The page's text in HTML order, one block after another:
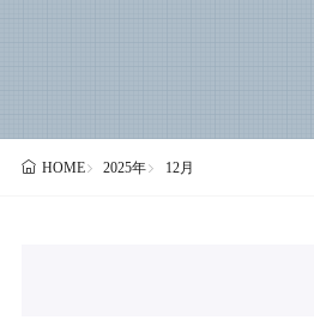
HOME 2025年 12月